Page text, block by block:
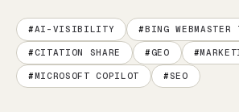
AI-VISIBILITY BING WEBMASTER
CITATION SHARE GEO
MICROSOFT COPILOT SEO